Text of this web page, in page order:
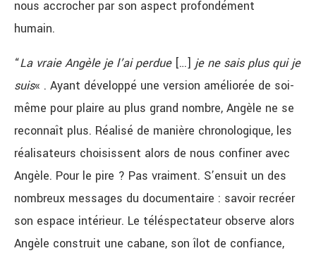
nous accrocher par son aspect profondément
humain.
“La vraie Angèle je l’ai perdue[…] je ne sais plus qui je
suis« . Ayant développé une version améliorée de soi-
même pour plaire au plus grand nombre, Angèle ne se
reconnaît plus. Réalisé de manière chronologique, les
réalisateurs choisissent alors de nous confiner avec
Angèle. Pour le pire ? Pas vraiment. S’ensuit un des
nombreux messages du documentaire : savoir recréer
son espace intérieur. Le téléspectateur observe alors
Angèle construit une cabane, son îlot de confiance,